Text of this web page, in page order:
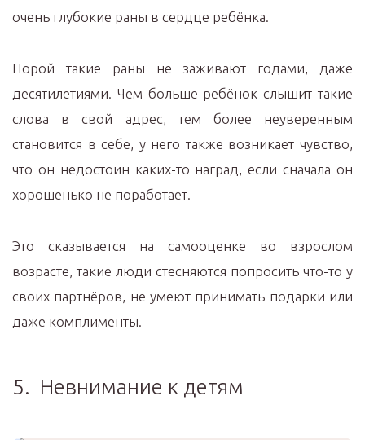
очень глубокие раны в сердце ребёнка.
Порой такие раны не заживают годами, даже
десятилетиями. Чем больше ребёнок слышит такие
слова в свой адрес, тем более неуверенным
становится в себе, у него также возникает чувство,
что он недостоин каких-то наград, если сначала он
хорошенько не поработает.
Это сказывается на самооценке во взрослом
возрасте, такие люди стесняются попросить что-то у
своих партнёров, не умеют принимать подарки или
даже комплименты.
5. Невнимание к детям